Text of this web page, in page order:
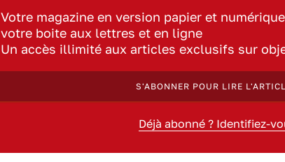
Votre magazine en version papier et
votre boite aux lettres et en ligne
Un accès illimité aux articles exclusifs sur
S'ABONNER POUR LIRE
Déjà abonné ? Identifiez-